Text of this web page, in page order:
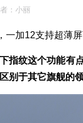
：小丽
加12支持超薄屏
指纹这个功能有
别于其它旗舰的领